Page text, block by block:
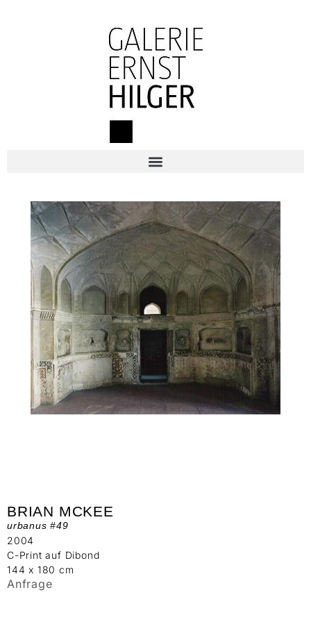
BRIAN MCKEE
urbanus #49
2004
C-Print auf Dibond
144 x 180 cm
Anfrage